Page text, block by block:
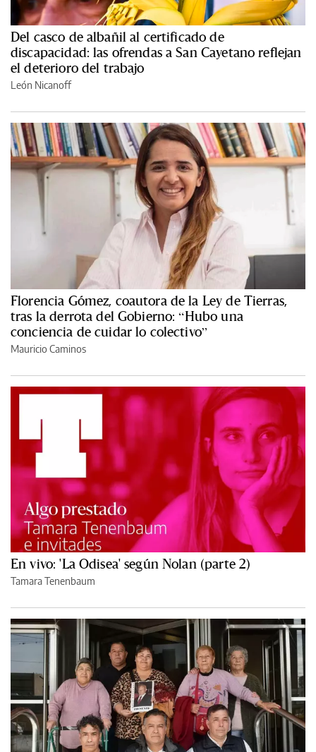
Del casco de albañil al certificado de
discapacidad: las ofrendas a San Cayetano reflejan
el deterioro del trabajo
León Nicanoff
Florencia Gómez, coautora de la Ley de Tierras,
tras la derrota del Gobierno: “Hubo una
conciencia de cuidar lo colectivo”
Mauricio Caminos
En vivo: 'La Odisea' según Nolan (parte 2)
Tamara Tenenbaum